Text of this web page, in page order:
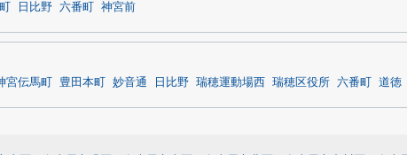
日比野 六番町 神宮前
宮伝馬町 豊田本町 妙音通 日比野 瑞穂運動場西 瑞穂区役所 六番町 道徳